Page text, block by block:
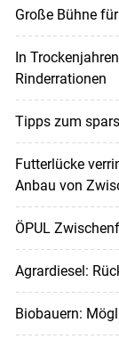
Große Bühne
In
Rinderrationen
Tipps zum
Futterlücke
Anbau von
ÖPUL
Agrardiesel:
Biobauern: